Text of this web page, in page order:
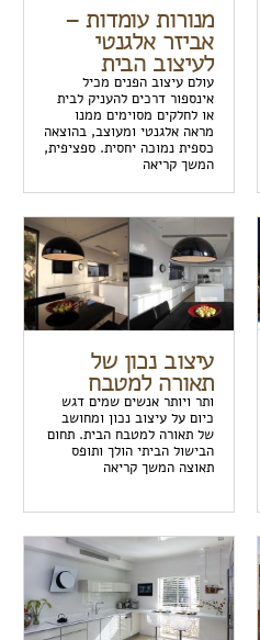
מנורות עומדות –
אביזר אלגנטי
לעיצוב הבית
עולם עיצוב הפנים מכיל
אינספור דרכים להעניק לבית
או לחלקים מסוימים ממנו
מראה אלגנטי ומעוצב, בהוצאה
כספית נמוכה יחסית. ספציפית,
המשך קריאה
עיצוב נכון של
תאורה למטבח
ותר ויותר אנשים שמים דגש
כיום על עיצוב נכון ומחושב
של תאורה למטבח הבית. תחום
הבישול הביתי הולך ותופס
תאוצה המשך קריאה